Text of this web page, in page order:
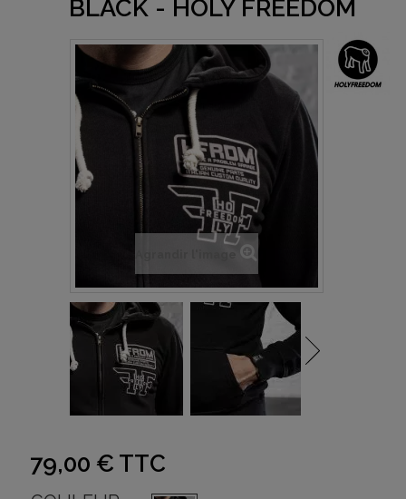
BLACK - HOLY FREEDOM
79,00 € TTC